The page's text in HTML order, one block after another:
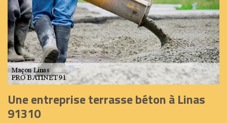
Une entreprise terrasse béton à Linas
91310